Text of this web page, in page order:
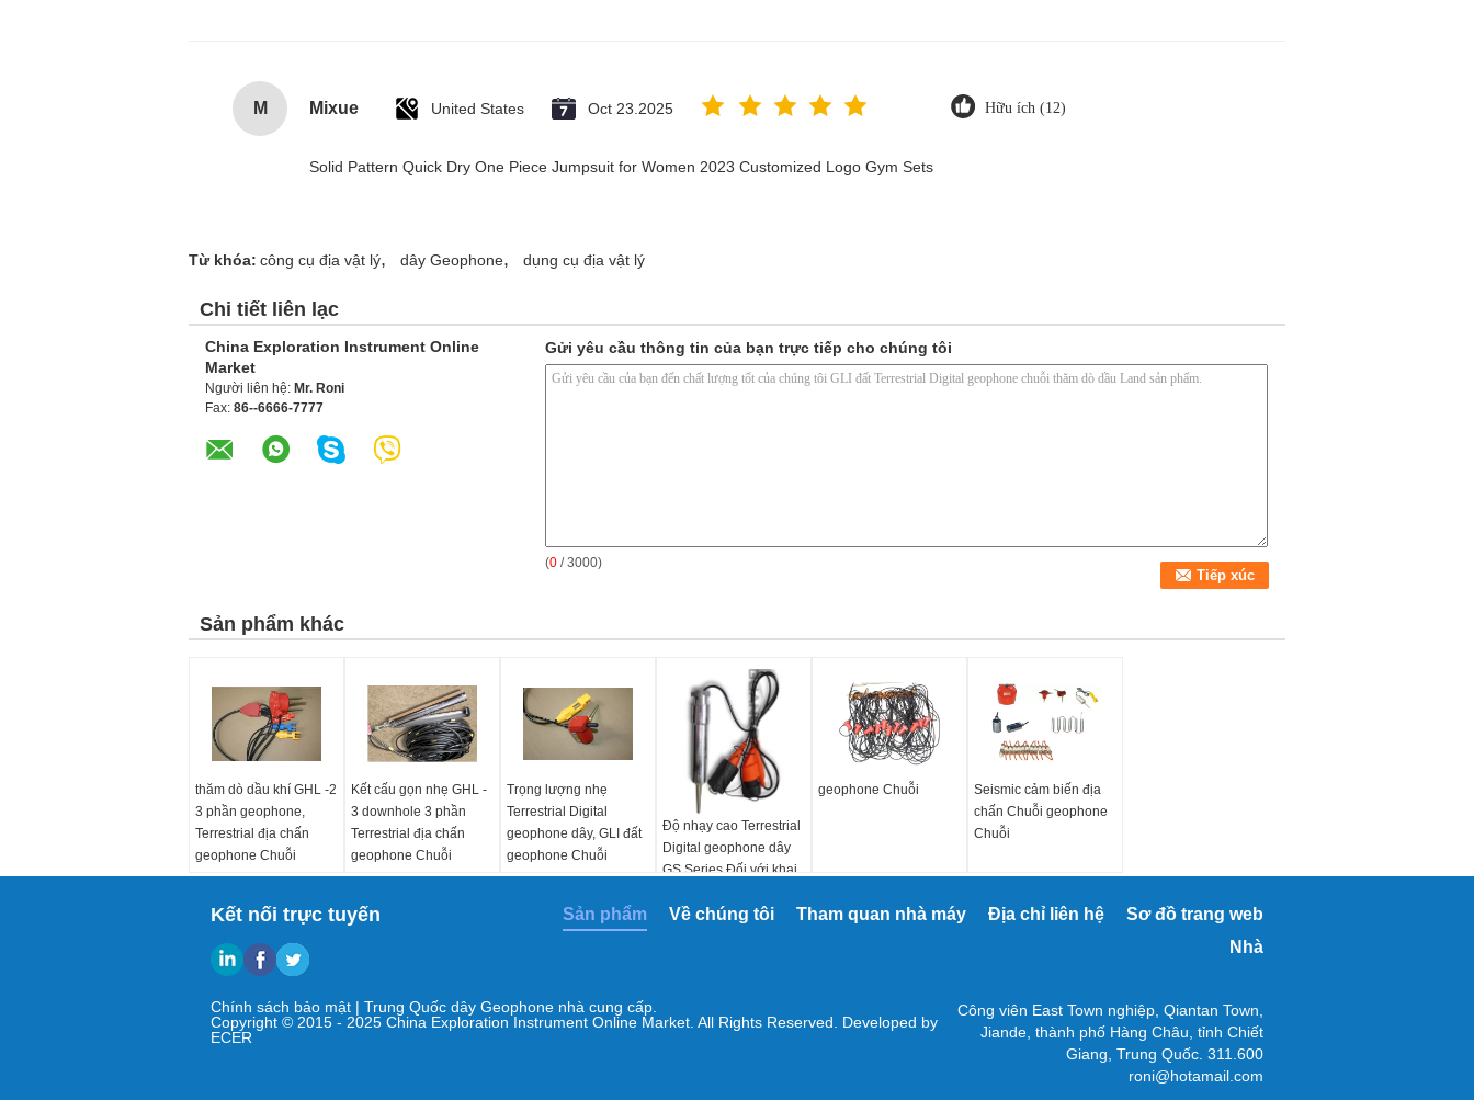
M Mixue United States Oct 23.2025 Hữu ích (12)
Solid Pattern Quick Dry One Piece Jumpsuit for Women 2023 Customized Logo Gym Sets
Từ khóa: công cụ địa vật lý, dây Geophone, dụng cụ địa vật lý
Chi tiết liên lạc
China Exploration Instrument Online
Market
Người liên hệ: Mr. Roni
Fax: 86--6666-7777
Gửi yêu cầu thông tin của bạn trực tiếp cho chúng tôi
(0 / 3000)
Sản phẩm khác
thăm dò dầu khí GHL -2
3 phần geophone,
Terrestrial địa chấn
geophone Chuỗi
Kết cấu gọn nhẹ GHL -
3 downhole 3 phần
Terrestrial địa chấn
geophone Chuỗi
Trọng lượng nhẹ
Terrestrial Digital
geophone dây, GLI đất
geophone Chuỗi
Độ nhạy cao Terrestrial
Digital geophone dây
GS Series Đối với khai
geophone Chuỗi
Seismic cảm biến địa
chấn Chuỗi geophone
Chuỗi
Kết nối trực tuyến Sơ đồ trang web
Địa chỉ liên hệ
Tham quan nhà máy
Về chúng tôi
Sản phẩm
Nhà
Chính sách bảo mật | Trung Quốc dây Geophone nhà cung cấp.
Copyright © 2015 - 2025 China Exploration Instrument Online Market. All Rights Reserved. Developed by
ECER
Công viên East Town nghiệp, Qiantan Town,
Jiande, thành phố Hàng Châu, tỉnh Chiết
Giang, Trung Quốc. 311.600
roni@hotamail.com